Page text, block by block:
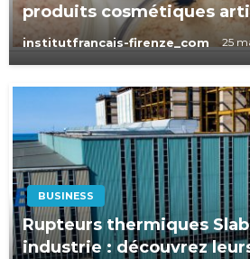
produits cosmétiques
institutfrancais-firenze_com 25
BUSINESS
Rupteurs thermiques
industrie : découvrez